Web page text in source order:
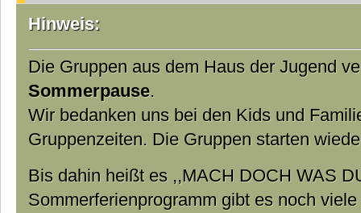
Hinweis:
Die Gruppen aus dem Haus der Jugend
Sommerpause.
Wir bedanken uns bei den Kids und
Gruppenzeiten. Die Gruppen starten
Bis dahin heißt es ,,MACH DOCH WAS
Sommerferienprogramm gibt es noch